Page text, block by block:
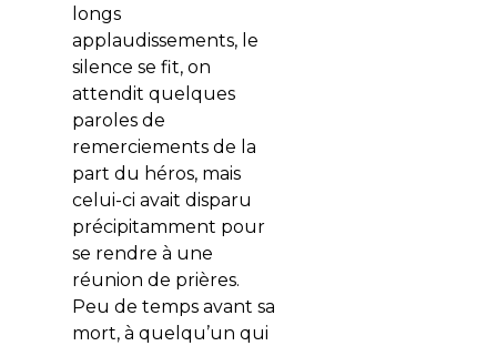
longs
applaudissements, le
silence se fit, on
attendit quelques
paroles de
remerciements de la
part du héros, mais
celui-ci avait disparu
précipitamment pour
se rendre à une
réunion de prières.
Peu de temps avant sa
mort, à quelqu’un qui